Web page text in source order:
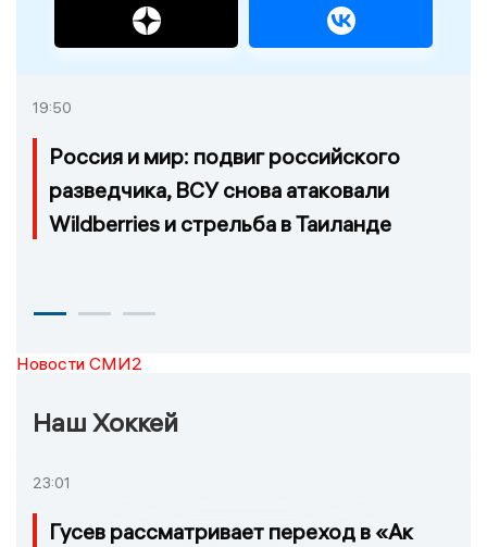
19:50
Россия и мир: подвиг российского
разведчика, ВСУ снова атаковали
Wildberries и стрельба в Таиланде
Новости СМИ2
Наш Хоккей
23:01
Гусев рассматривает переход в «Ак